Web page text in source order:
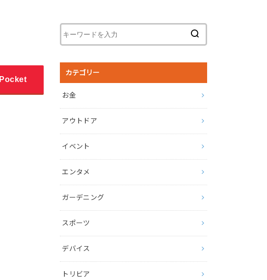
Pocket
カテゴリー
お金
アウトドア
イベント
エンタメ
ガーデニング
スポーツ
デバイス
トリビア